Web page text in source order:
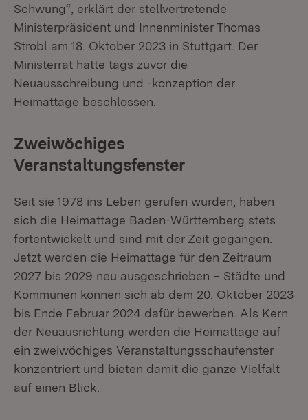
Schwung“, erklärt der stellvertretende
Ministerpräsident und Innenminister Thomas
Strobl am 18. Oktober 2023 in Stuttgart. Der
Ministerrat hatte tags zuvor die
Neuausschreibung und -konzeption der
Heimattage beschlossen.
Zweiwöchiges
Veranstaltungsfenster
Seit sie 1978 ins Leben gerufen wurden, haben
sich die Heimattage Baden-Württemberg stets
fortentwickelt und sind mit der Zeit gegangen.
Jetzt werden die Heimattage für den Zeitraum
2027 bis 2029 neu ausgeschrieben – Städte und
Kommunen können sich ab dem 20. Oktober 2023
bis Ende Februar 2024 dafür bewerben. Als Kern
der Neuausrichtung werden die Heimattage auf
ein zweiwöchiges Veranstaltungsschaufenster
konzentriert und bieten damit die ganze Vielfalt
auf einen Blick.